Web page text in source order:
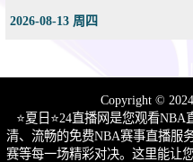
2026-08-13 周四
Copyright ©
⭐️夏日⭐24直播网是您观看
清、流畅的免费NBA赛事直播服
赛等每一场精彩对决。这里能让